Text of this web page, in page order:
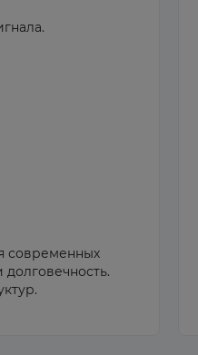
современных